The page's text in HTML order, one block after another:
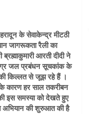
के सेवाकेन्द्र मीटठी
जागरूकता रैली का
आरती दीदी ने
जल प्रबंधन सूचकांक के
किल्लत से जूझ रहे हैं ।
कारण हर साल तकरीबन
इस समस्या को देखते हुए
अभियान की शुरुआत की है